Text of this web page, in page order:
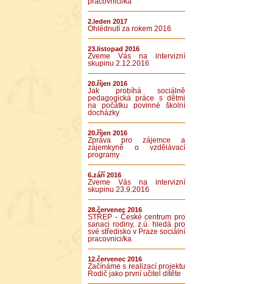
2.leden 2017
Ohlédnutí za rokem 2016
23.listopad 2016
Zveme Vás na intervizní
skupinu 2.12.2016
20.říjen 2016
Jak probíhá sociálně
pedagogická práce s dětmi
na počátku povinné školní
docházky
20.říjen 2016
Zpráva pro zájemce a
zájemkyně o vzdělávací
programy
6.září 2016
Zveme Vás na intervizní
skupinu 23.9.2016
28.červenec 2016
STŘEP - České centrum pro
sanaci rodiny, z.ú. hledá pro
své středisko v Praze sociální
pracovnici/ka
12.červenec 2016
Začínáme s realizací projektu
Rodič jako první učitel dítěte